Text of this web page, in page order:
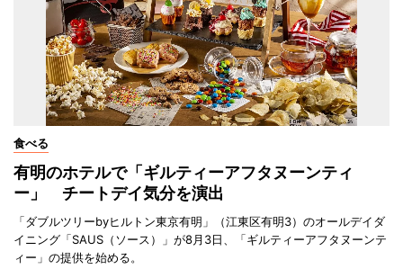
食べる
有明のホテルで「ギルティーアフタヌーンティ
ー」 チートデイ気分を演出
「ダブルツリーbyヒルトン東京有明」（江東区有明3）のオールデイダ
イニング「SAUS（ソース）」が8月3日、「ギルティーアフタヌーンテ
ィー」の提供を始める。